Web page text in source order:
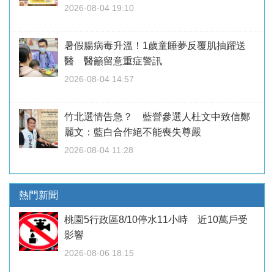
2026-08-04 19:10
暑假腸病毒升溫！1歲童睡夢反覆肌抽躍送
醫 醫籲留意重症警訊
2026-08-04 14:57
竹北選情告急？ 藍營參選人杜文中致信鄭
麗文：藍白合作絕不能喪失尊嚴
2026-08-04 11:28
熱門新聞
桃園5行政區8/10停水11小時 近10萬戶受
影響
2026-08-06 18:15